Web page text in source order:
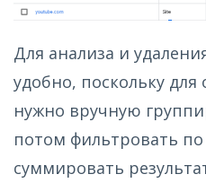
Для анализа и
удобно, поскольку
нужно вручную
потом фильтровать
суммировать